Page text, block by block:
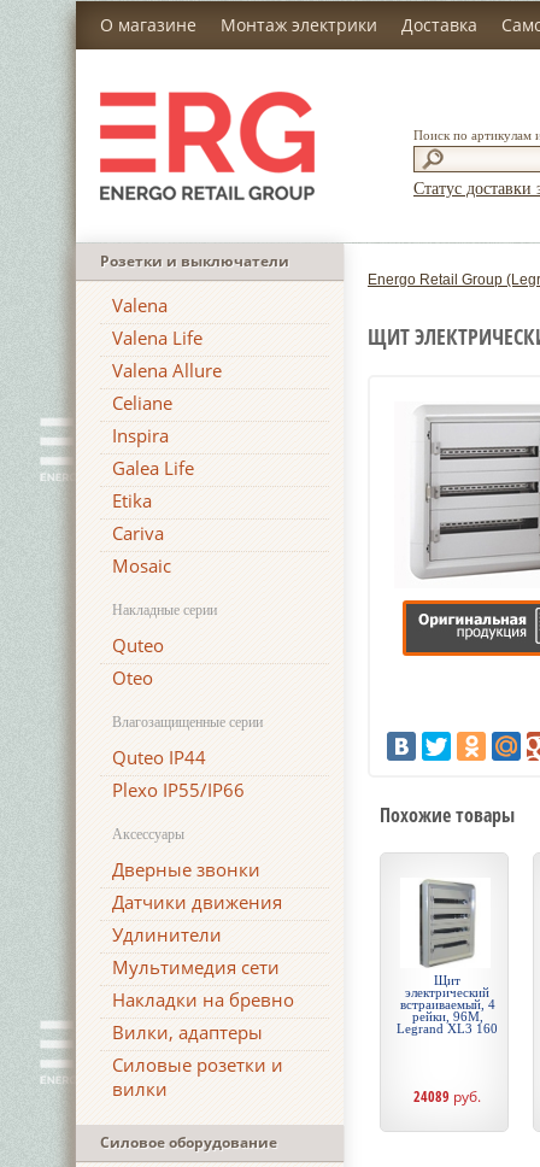
О магазине Монтаж электрики Доставка
Поиск по артикулам
Статус доставки
Розетки и выключатели
Valena
Valena Life
Valena Allure
Celiane
Inspira
Galea Life
Etika
Cariva
Mosaic
Накладные серии
Quteo
Oteo
Влагозащищенные серии
Quteo IP44
Plexo IP55/IP66
Аксессуары
Дверные звонки
Датчики движения
Удлинители
Мультимедия сети
Накладки на бревно
Вилки, адаптеры
Силовые розетки и
вилки
Силовое оборудование
Energo Retail Group
ЩИТ
Похожие товары
Щит
электрический
встраиваемый, 4
рейки, 96М,
Legrand XL3 160
24089 руб.